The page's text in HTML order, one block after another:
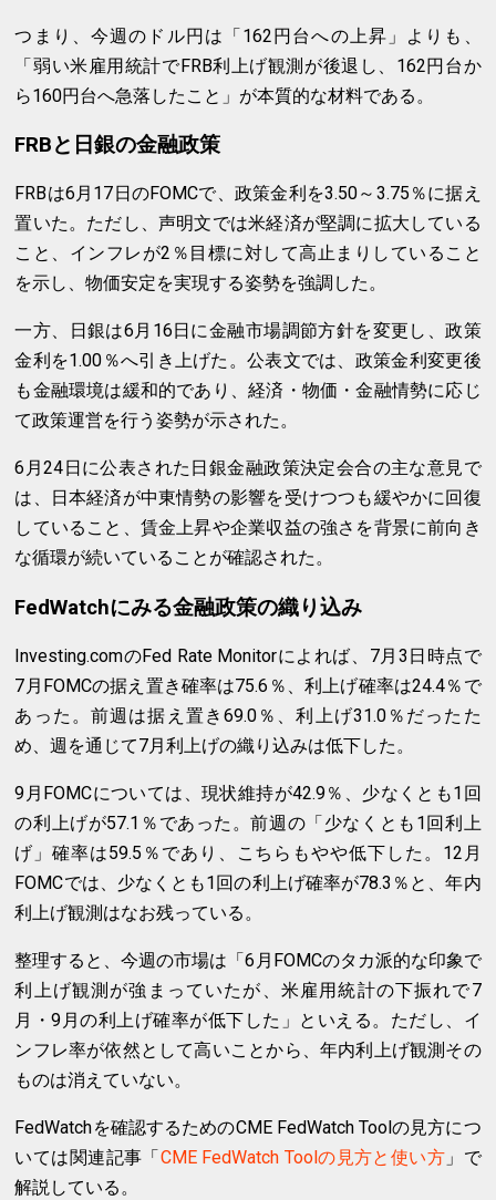
つまり、今週のドル円は「162円台への上昇」よりも、
「弱い米雇用統計でFRB利上げ観測が後退し、162円台か
ら160円台へ急落したこと」が本質的な材料である。
FRBと日銀の金融政策
FRBは6月17日のFOMCで、政策金利を3.50～3.75％に据え
置いた。ただし、声明文では米経済が堅調に拡大している
こと、インフレが2％目標に対して高止まりしていること
を示し、物価安定を実現する姿勢を強調した。
一方、日銀は6月16日に金融市場調節方針を変更し、政策
金利を1.00％へ引き上げた。公表文では、政策金利変更後
も金融環境は緩和的であり、経済・物価・金融情勢に応じ
て政策運営を行う姿勢が示された。
6月24日に公表された日銀金融政策決定会合の主な意見で
は、日本経済が中東情勢の影響を受けつつも緩やかに回復
していること、賃金上昇や企業収益の強さを背景に前向き
な循環が続いていることが確認された。
FedWatchにみる金融政策の織り込み
Investing.comのFed Rate Monitorによれば、7月3日時点で
7月FOMCの据え置き確率は75.6％、利上げ確率は24.4％で
あった。前週は据え置き69.0％、利上げ31.0％だったた
め、週を通じて7月利上げの織り込みは低下した。
9月FOMCについては、現状維持が42.9％、少なくとも1回
の利上げが57.1％であった。前週の「少なくとも1回利上
げ」確率は59.5％であり、こちらもやや低下した。12月
FOMCでは、少なくとも1回の利上げ確率が78.3％と、年内
利上げ観測はなお残っている。
整理すると、今週の市場は「6月FOMCのタカ派的な印象で
利上げ観測が強まっていたが、米雇用統計の下振れで7
月・9月の利上げ確率が低下した」といえる。ただし、イ
ンフレ率が依然として高いことから、年内利上げ観測その
ものは消えていない。
FedWatchを確認するためのCME FedWatch Toolの見方につ
いては関連記事「CME FedWatch Toolの見方と使い方 」で
解説している。